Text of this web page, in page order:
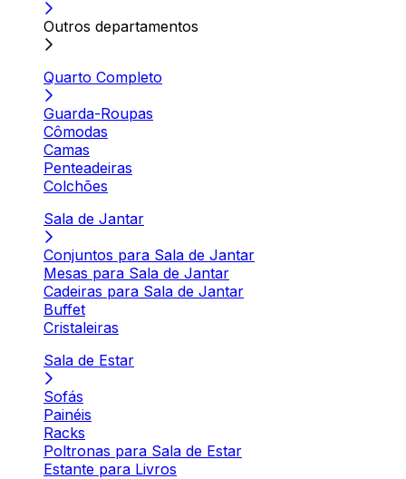
Outros departamentos
Quarto Completo
Guarda-Roupas
Cômodas
Camas
Penteadeiras
Colchões
Sala de Jantar
Conjuntos para Sala de Jantar
Mesas para Sala de Jantar
Cadeiras para Sala de Jantar
Buffet
Cristaleiras
Sala de Estar
Sofás
Painéis
Racks
Poltronas para Sala de Estar
Estante para Livros